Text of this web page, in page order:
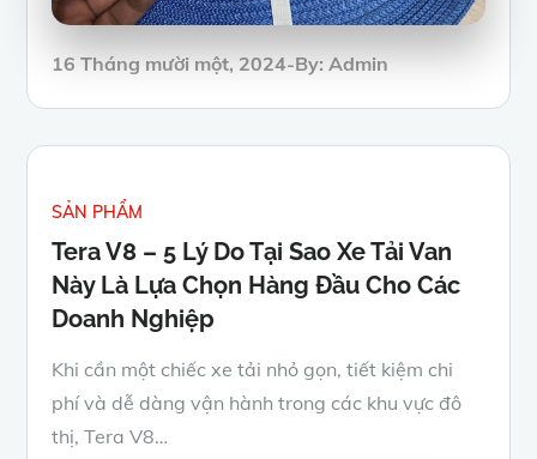
Posted
16 Tháng mười một, 2024 By:Admin
SẢN PHẨM
Tera V8 – 5 Lý Do Tại Sao Xe Tải Van
Này Là Lựa Chọn Hàng Đầu Cho Các
Doanh Nghiệp
Khi cần một chiếc xe tải nhỏ gọn, tiết kiệm chi
phí và dễ dàng vận hành trong các khu vực đô
thị, Tera V8…